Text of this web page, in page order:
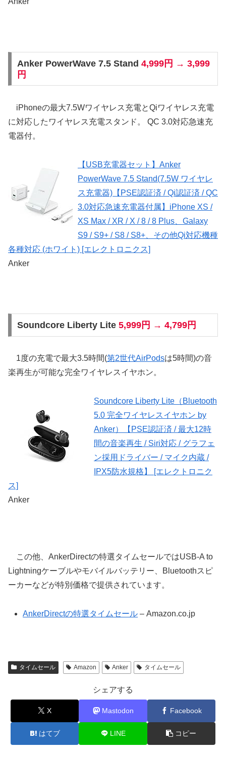
Anker PowerWave 7.5 Stand 4,999円 → 3,999
円
iPhoneの最大7.5Wワイヤレス充電とQiワイヤレス充電
に対応したワイヤレス充電スタンド。 QC 3.0対応急速充
電器付。
【USB充電器セット】Anker
PowerWave 7.5 Stand(7.5W ワイヤレ
ス充電器)【PSE認証済 / Qi認証済 / QC
3.0対応急速充電器付属】iPhone XS /
XS Max / XR / X / 8 / 8 Plus、Galaxy
S9 / S9+ / S8 / S8+、その他Qi対応機種
各種対応 (ホワイト) [エレクトロニクス]
Anker
Soundcore Liberty Lite 5,999円 → 4,799円
1度の充電で最大3.5時間(第2世代AirPodsは5時間)の音
楽再生が可能な完全ワイヤレスイヤホン。
Soundcore Liberty Lite（Bluetooth
5.0 完全ワイヤレスイヤホン by
Anker）【PSE認証済 / 最大12時
間の音楽再生 / Siri対応 / グラフェ
ン採用ドライバー / マイク内蔵 /
IPX5防水規格】 [エレクトロニク
ス]
Anker
この他、AnkerDirectの特選タイムセールではUSB-A to
Lightningケーブルやモバイルバッテリー、Bluetoothスピ
ーカーなどが特別価格で提供されています。
AnkerDirectの特選タイムセール – Amazon.co.jp
タイムセール Amazon Anker タイムセール
シェアする
X Mastodon Facebook
はてブ LINE コピー